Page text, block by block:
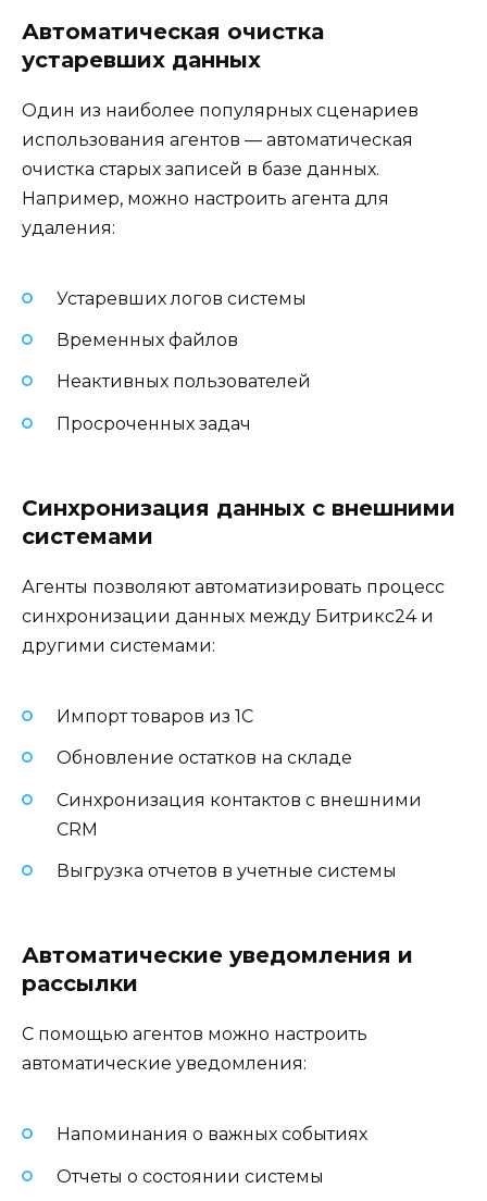
Автоматическая очистка
устаревших данных
Один из наиболее популярных сценариев
использования агентов — автоматическая
очистка старых записей в базе данных.
Например, можно настроить агента для
удаления:
Устаревших логов системы
Временных файлов
Неактивных пользователей
Просроченных задач
Синхронизация данных с внешними
системами
Агенты позволяют автоматизировать процесс
синхронизации данных между Битрикс24 и
другими системами:
Импорт товаров из 1С
Обновление остатков на складе
Синхронизация контактов с внешними
CRM
Выгрузка отчетов в учетные системы
Автоматические уведомления и
рассылки
С помощью агентов можно настроить
автоматические уведомления:
Напоминания о важных событиях
Отчеты о состоянии системы